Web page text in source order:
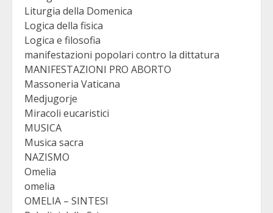
Liturgia della Domenica
Logica della fisica
Logica e filosofia
manifestazioni popolari contro la dittatura
MANIFESTAZIONI PRO ABORTO
Massoneria Vaticana
Medjugorje
Miracoli eucaristici
MUSICA
Musica sacra
NAZISMO
Omelia
omelia
OMELIA – SINTESI